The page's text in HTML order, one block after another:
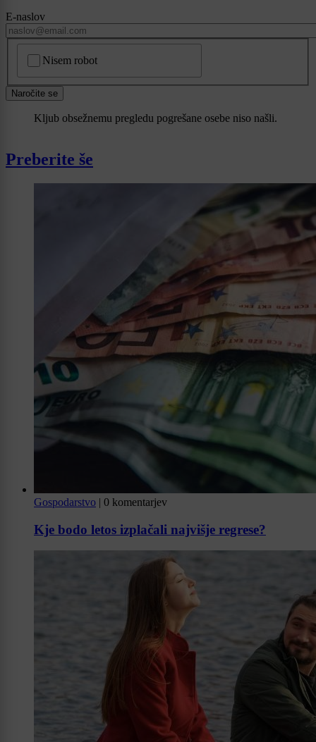
E-naslov
Nisem robot
Naročite se
Kljub obsežnemu pregledu pogrešane osebe niso našli.
Preberite še
Gospodarstvo | 0 komentarjev
Kje bodo letos izplačali najvišje regrese?